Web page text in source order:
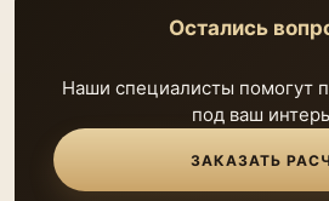
Остались
Наши специалисты помогут
под ваш
ЗАКАЗАТЬ